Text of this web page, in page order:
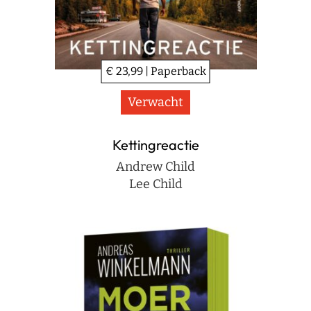
€ 23,99 | Paperback
Verwacht
Kettingreactie
Andrew Child
Lee Child